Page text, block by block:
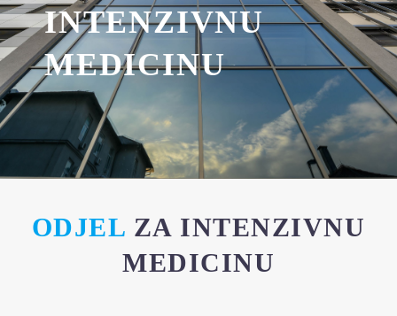
INTENZIVNU
MEDICINU
ODJEL ZA INTENZIVNU
MEDICINU